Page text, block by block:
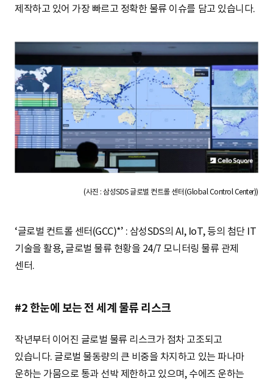
제작하고 있어 가장 빠르고 정확한 물류 이슈를 담고 있습니다.
(사진 : 삼성SDS 글로벌 컨트롤 센터(Global Control Center))
‘글로벌 컨트롤 센터(GCC)*’ : 삼성SDS의 AI, IoT, 등의 첨단 IT
기술을 활용, 글로벌 물류 현황을 24/7 모니터링 물류 관제
센터.
#2 한눈에 보는 전 세계 물류 리스크
작년부터 이어진 글로벌 물류 리스크가 점차 고조되고
있습니다. 글로벌 물동량의 큰 비중을 차지하고 있는 파나마
운하는 가뭄으로 통과 선박 제한하고 있으며, 수에즈 운하는